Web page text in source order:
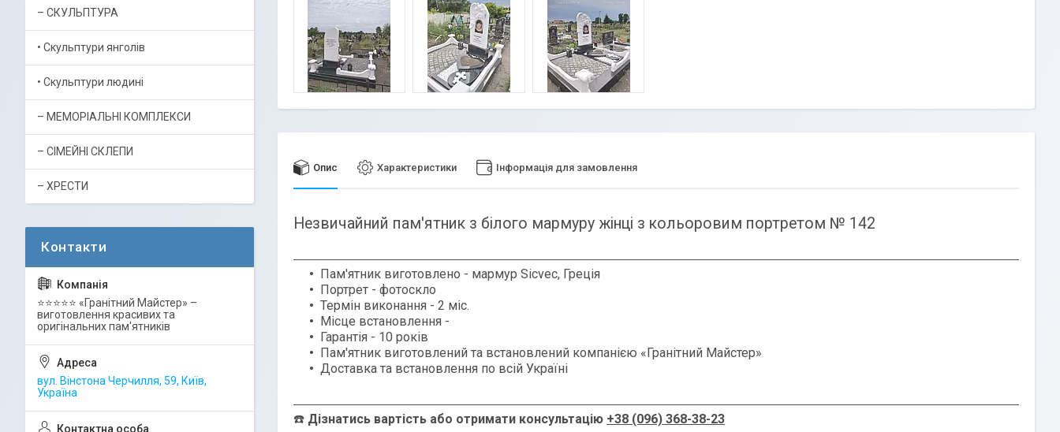
Опис Характеристики Інформація для замовлення
Незвичайний пам'ятник з білого мармуру жінці з кольоровим портретом № 142
Пам'ятник виготовлено - мармур Sicvec, Греція
Портрет - фотоскло
Термін виконання - 2 міс.
Місце встановлення -
Гарантія - 10 років
Пам'ятник виготовлений та встановлений компанією «Гранітний Майстер»
Доставка та встановлення по всій Україні
☎️ Дізнатись вартість або отримати консультацію +38 (096) 368-38-23
– СКУЛЬПТУРА
• Скульптури янголів
• Скульптури людині
– МЕМОРІАЛЬНІ КОМПЛЕКСИ
– СІМЕЙНІ СКЛЕПИ
– ХРЕСТИ
⭐⭐⭐⭐⭐ «Гранітний Майстер» –
виготовлення красивих та
оригінальних пам'ятників
вул. Вінстона Черчилля, 59, Київ,
Україна